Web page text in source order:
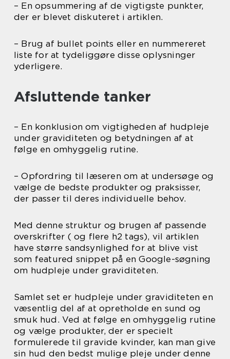
– En opsummering af de vigtigste punkter,
der er blevet diskuteret i artiklen.
– Brug af bullet points eller en nummereret
liste for at tydeliggøre disse oplysninger
yderligere.
Afsluttende tanker
– En konklusion om vigtigheden af hudpleje
under graviditeten og betydningen af at
følge en omhyggelig rutine.
– Opfordring til læseren om at undersøge og
vælge de bedste produkter og praksisser,
der passer til deres individuelle behov.
Med denne struktur og brugen af passende
overskrifter ( og flere h2 tags), vil artiklen
have større sandsynlighed for at blive vist
som featured snippet på en Google-søgning
om hudpleje under graviditeten.
Samlet set er hudpleje under graviditeten en
væsentlig del af at opretholde en sund og
smuk hud. Ved at følge en omhyggelig rutine
og vælge produkter, der er specielt
formulerede til gravide kvinder, kan man give
sin hud den bedst mulige pleje under denne